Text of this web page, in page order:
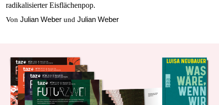
radikalisierter Eisflächenpop.
Von Julian Weber und Julian Weber